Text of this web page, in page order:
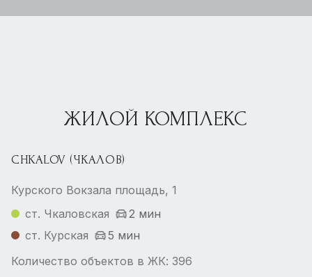
ЖИЛОЙ КОМПЛЕКС
CHKALOV (ЧКАЛОВ)
Курского Вокзала площадь, 1
ст. Чкаловская
2 мин
ст. Курская
5 мин
Количество объектов в ЖК: 396